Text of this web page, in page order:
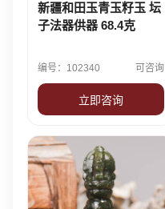
新疆和田玉青玉籽玉 坛
子法器供器 68.4克
编号：102340 可咨询
立即咨询